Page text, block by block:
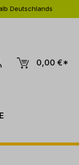
Deutschlands
0,00 €*